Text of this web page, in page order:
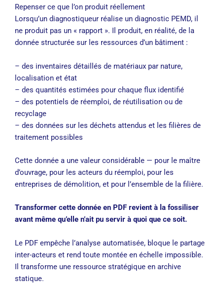
Repenser ce que l’on produit réellement
Lorsqu’un diagnostiqueur réalise un diagnostic PEMD, il
ne produit pas un « rapport ». Il produit, en réalité, de la
donnée structurée sur les ressources d’un bâtiment :
– des inventaires détaillés de matériaux par nature,
localisation et état
– des quantités estimées pour chaque flux identifié
– des potentiels de réemploi, de réutilisation ou de
recyclage
– des données sur les déchets attendus et les filières de
traitement possibles
Cette donnée a une valeur considérable — pour le maître
d’ouvrage, pour les acteurs du réemploi, pour les
entreprises de démolition, et pour l’ensemble de la filière.
Transformer cette donnée en PDF revient à la fossiliser
avant même qu’elle n’ait pu servir à quoi que ce soit.
Le PDF empêche l’analyse automatisée, bloque le partage
inter-acteurs et rend toute montée en échelle impossible.
Il transforme une ressource stratégique en archive
statique.